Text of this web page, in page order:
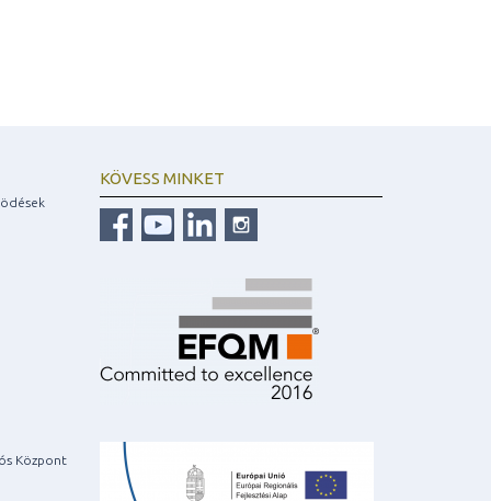
Központ
KÖVESS MINKET